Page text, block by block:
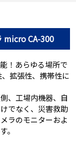
micro CA-300
！あらゆる場所で
拡張性、携帯性に
、工場内機器、自
でなく、災害救助
ラのモニターおよ
。